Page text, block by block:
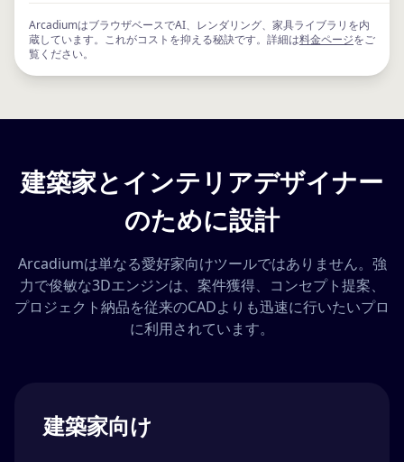
ArcadiumはブラウザベースでAI、レンダリング、家具ライブラリを内
蔵しています。これがコストを抑える秘訣です。詳細は料金ページをご
覧ください。
建築家とインテリアデザイナー
のために設計
Arcadiumは単なる愛好家向けツールではありません。強
力で俊敏な3Dエンジンは、案件獲得、コンセプト提案、
プロジェクト納品を従来のCADよりも迅速に行いたいプロ
に利用されています。
建築家向け